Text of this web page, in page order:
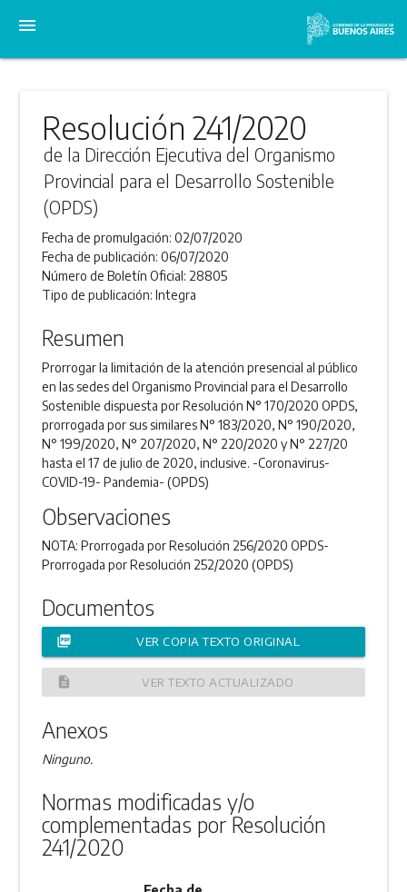
menu
Resolución 241/2020
de la Dirección Ejecutiva del Organismo
Provincial para el Desarrollo Sostenible
(OPDS)
Fecha de promulgación:02/07/2020
Fecha de publicación:06/07/2020
Número de Boletín Oficial: 28805
Tipo de publicación:Integra
Resumen
Prorrogar la limitación de la atención presencial al público
en las sedes del Organismo Provincial para el Desarrollo
Sostenible dispuesta por Resolución N° 170/2020 OPDS,
prorrogada por sus similares N° 183/2020, N° 190/2020,
N° 199/2020, N° 207/2020, N° 220/2020 y N° 227/20
hasta el 17 de julio de 2020, inclusive. -Coronavirus-
COVID-19- Pandemia- (OPDS)
Observaciones
NOTA: Prorrogada por Resolución 256/2020 OPDS-
Prorrogada por Resolución 252/2020 (OPDS)
Documentos
picture_as_pdf VER COPIA TEXTO ORIGINAL
description VER TEXTO ACTUALIZADO
Anexos
Ninguno.
Normas modificadas y/o
complementadas por Resolución
241/2020